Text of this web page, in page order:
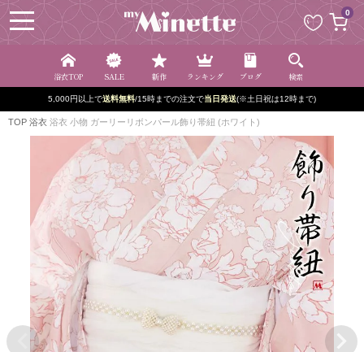
0
浴衣TOP SALE 新作 ランキング ブログ 検索
5,000円以上で送料無料/15時までの注文で当日発送(※土日祝は12時まで)
TOP 浴衣 浴衣 小物 ガーリーリボンパール飾り帯紐 (ホワイト)
ペー
ジト
ップ